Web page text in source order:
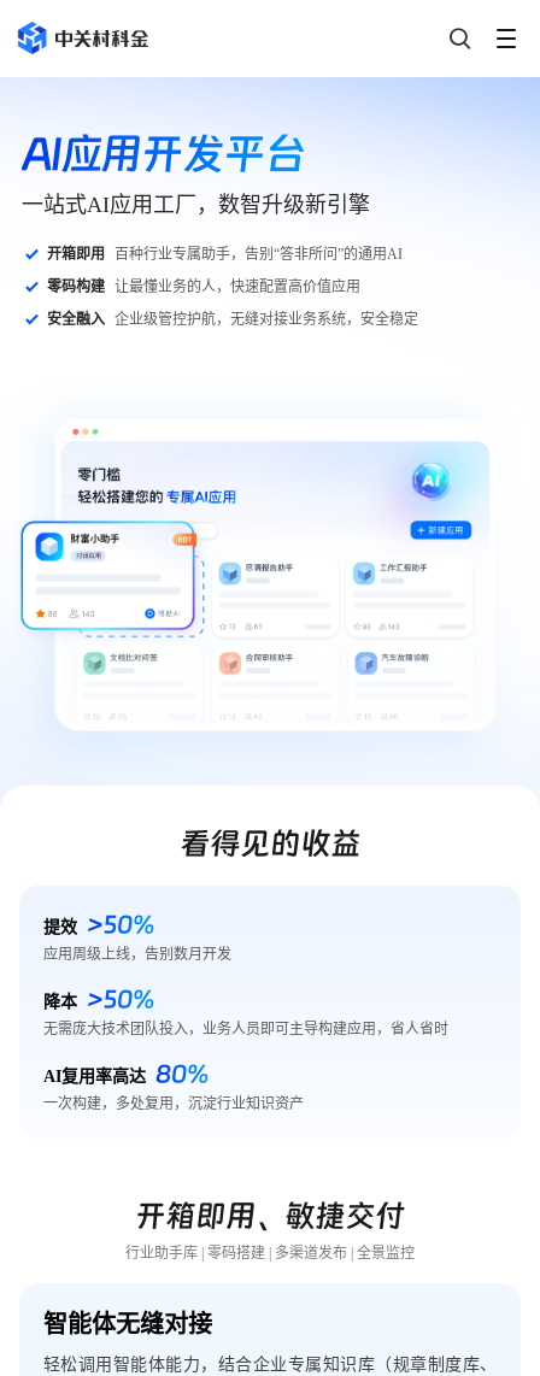
AI应用开发平台
一站式AI应用工厂，数智升级新引擎
开箱即用
百种行业专属助手，告别“答非所问”的通用AI
零码构建 让最懂业务的人，快速配置高价值应用
安全融入 企业级管控护航，无缝对接业务系统，安全稳定
看得见的收益
提效 >50%
应用周级上线，告别数月开发
降本 >50%
无需庞大技术团队投入，业务人员即可主导构建应用，省人省时
AI复用率高达 80%
一次构建，多处复用，沉淀行业知识资产
开箱即用、敏捷交付
行业助手库 | 零码搭建 | 多渠道发布 | 全景监控
智能体无缝对接
轻松调用智能体能力，结合企业专属知识库（规章制度库、